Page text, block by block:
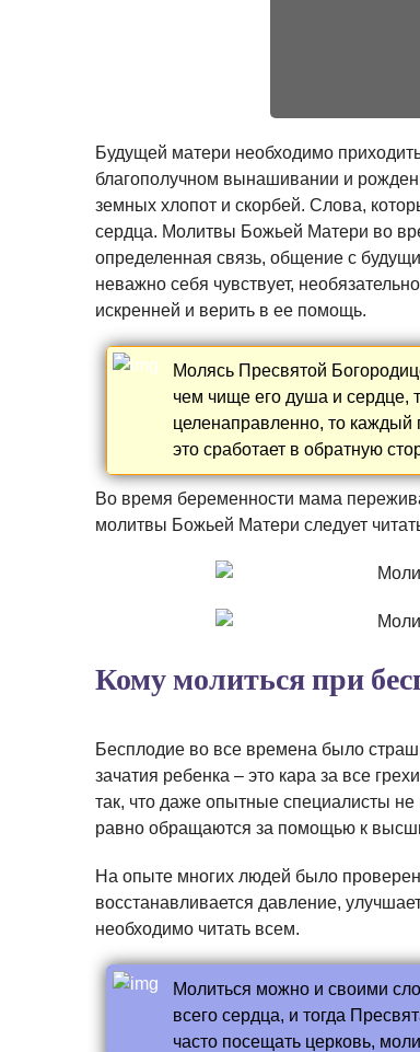
Будущей матери необходимо
благополучном вынашивании и
земных хлопот и скорбей. Слова,
сердца. Молитвы Божьей Матери во
определенная связь, общение с
неважно себя чувствует,
искренней и верить в ее помощь.
Молясь Пресвятой
чем чище его душа и сердце,
целенаправленно, то каждый
это сработает в обратную
Во время беременности мама
молитвы Божьей Матери следует
Кому молиться при
Бесплодие во все времена было
зачатия ребенка – это кара за все
так, что даже опытные специалисты не
равно обращаются за помощью к
На опыте многих людей было
восстанавливается давление,
необходимо читать всем.
Молиться можно и своими
всего сердца, и тогда
часто посещать церковь,